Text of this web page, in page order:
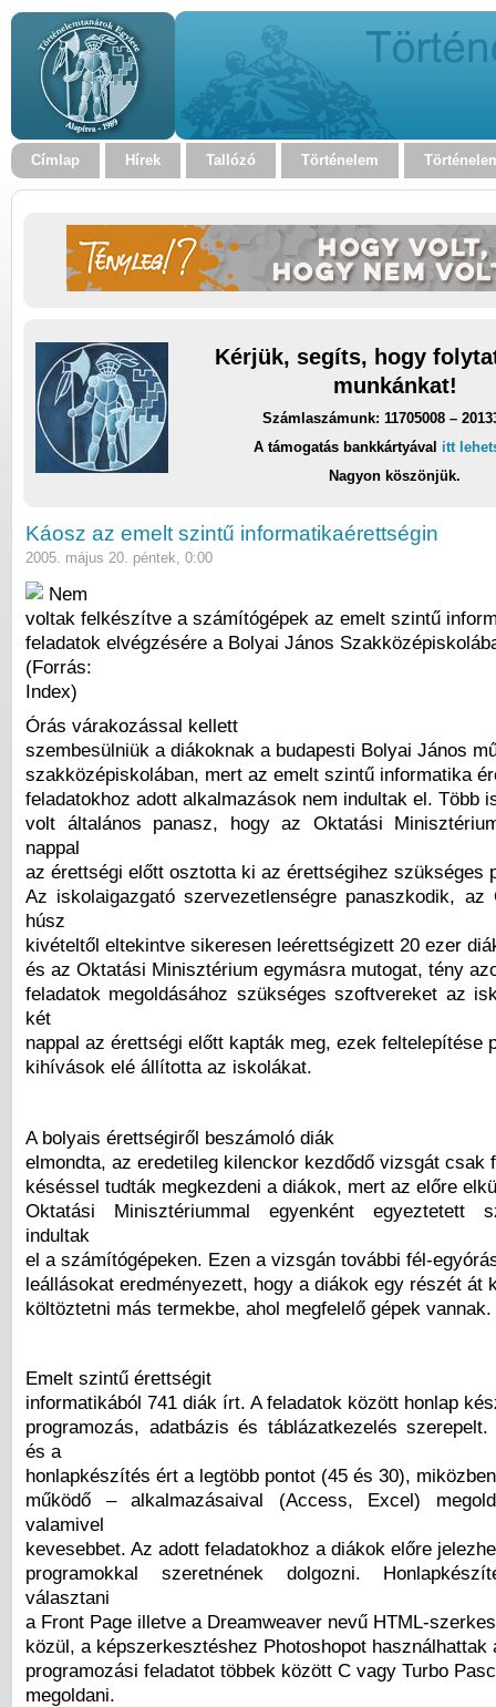
Címlap Hírek Tallózó Történelem
Kérjük, segíts, hogy
munkánkat!
Számlaszámunk: 11705008 –
A támogatás bankkártyával itt
Nagyon köszönjük.
Káosz az emelt szintű informatikaérettségin
2005. május 20. péntek, 0:00
Nem
voltak felkészítve a számítógépek az emelt szintű
feladatok elvégzésére a Bolyai János
(Forrás:
Index)
Órás várakozással kellett
szembesülniük a diákoknak a budapesti Bolyai János
szakközépiskolában, mert az emelt szintű informatika
feladatokhoz adott alkalmazások nem indultak el. Több
volt általános panasz, hogy az Oktatási
nappal
az érettségi előtt osztotta ki az érettségihez szükséges
Az iskolaigazgató szervezetlenségre panaszkodik,
húsz
kivételtől eltekintve sikeresen leérettségizett 20 ezer
és az Oktatási Minisztérium egymásra mutogat, tény
feladatok megoldásához szükséges szoftvereket az
két
nappal az érettségi előtt kapták meg, ezek feltelepítése
kihívások elé állította az iskolákat.
A bolyais érettségiről beszámoló diák
elmondta, az eredetileg kilenckor kezdődő vizsgát csak
késéssel tudták megkezdeni a diákok, mert az előre
Oktatási Minisztériummal egyenként egyeztetett
indultak
el a számítógépeken. Ezen a vizsgán további fél-
leállásokat eredményezett, hogy a diákok egy részét át
költöztetni más termekbe, ahol megfelelő gépek vannak.
Emelt szintű érettségit
informatikából 741 diák írt. A feladatok között honlap
programozás, adatbázis és táblázatkezelés szerepelt.
és a
honlapkészítés ért a legtöbb pontot (45 és 30),
működő – alkalmazásaival (Access, Excel)
valamivel
kevesebbet. Az adott feladatokhoz a diákok előre
programokkal szeretnének dolgozni.
választani
a Front Page illetve a Dreamweaver nevű HTML-
közül, a képszerkesztéshez Photoshopot használhattak
programozási feladatot többek között C vagy Turbo
megoldani.